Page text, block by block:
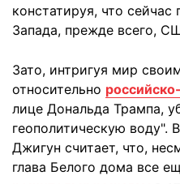
констатируя, что сейчас
Запада, прежде всего,
Зато, интригуя мир
относительно
лице Дональда Трампа,
геополитическую воду".
Джигун считает, что,
глава Белого дома все